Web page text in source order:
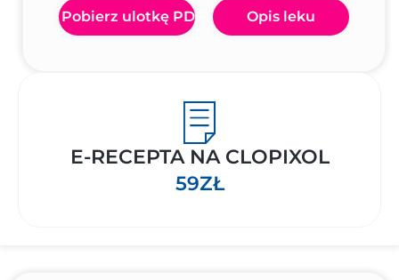
Pobierz ulotkę PDF Opis leku
E-RECEPTA NA CLOPIXOL
59ZŁ